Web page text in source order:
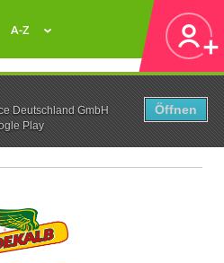
Deutschland GmbH
Play
Öffnen
A-Z